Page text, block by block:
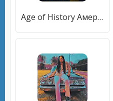
Age of History Америка